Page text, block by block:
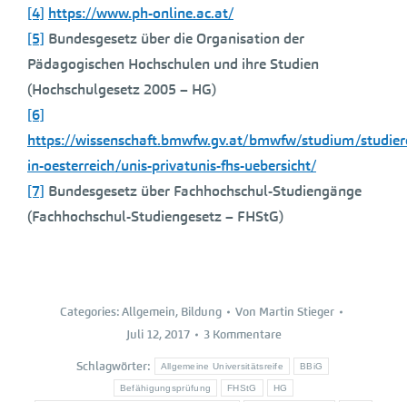
[4] https://www.ph-online.ac.at/
[5] Bundesgesetz über die Organisation der
Pädagogischen Hochschulen und ihre Studien
(Hochschulgesetz 2005 – HG)
[6]
https://wissenschaft.bmwfw.gv.at/bmwfw/studium/
in-oesterreich/unis-privatunis-fhs-uebersicht/
[7] Bundesgesetz über Fachhochschul-Studiengänge
(Fachhochschul-Studiengesetz – FHStG)
Categories:Allgemein, Bildung Von Martin Stieger
Juli 12, 2017
3 Kommentare
Schlagwörter: Allgemeine Universitätsreife BBiG
Befähigungsprüfung FHStG HG